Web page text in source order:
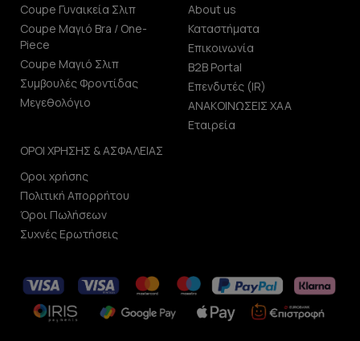
Coupe Γυναικεία Σλιπ
Coupe Μαγιό Bra / One-
Piece
Coupe Μαγιό Σλιπ
Συμβουλές Φροντίδας
Μεγεθολόγιο
About us
Καταστήματα
Επικοινωνία
B2B Portal
Επενδυτές (IR)
ΑΝΑΚΟΙΝΩΣΕΙΣ ΧΑΑ
Εταιρεία
ΟΡΟΙ ΧΡΗΣΗΣ & ΑΣΦΑΛΕΙΑΣ
Οροι χρήσης
Πολιτική Απορρήτου
Όροι Πωλήσεων
Συχνές Ερωτήσεις